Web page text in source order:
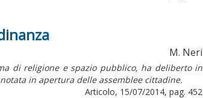
M. Neri
di religione e spazio pubblico, ha deliberto in
in apertura delle assemblee cittadine.
Articolo, 15/07/2014, pag. 452